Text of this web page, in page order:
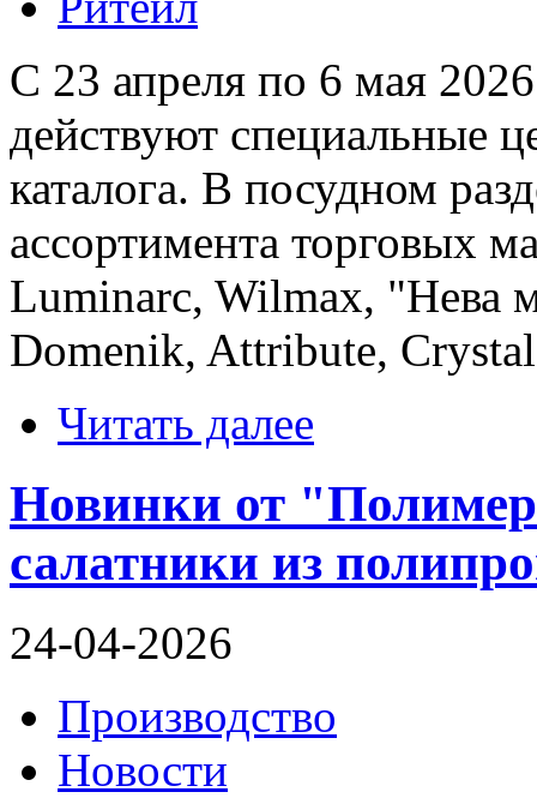
С 23 апреля по 6 мая
действуют специальные
каталога. В посудном
ассортимента торговых
Luminarc, Wilmax, "Нева
Domenik, Attribute,
Читать далее
Новинки от
салатники из
24-04-2026
Производство
Новости